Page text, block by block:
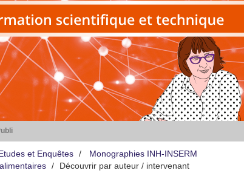
et Enquêtes
Monographies INH-INSERM
Découvrir par auteur / intervenant